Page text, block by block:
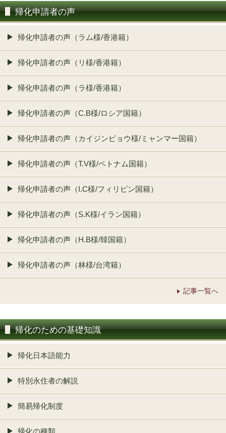
帰化申請者の声
帰化申請者の声（ラム様/香港籍）
帰化申請者の声（リ様/香港籍）
帰化申請者の声（ラ様/香港籍）
帰化申請者の声（C.B様/ロシア国籍）
帰化申請者の声（カイジンピョウ様/ミャンマー国籍）
帰化申請者の声（T.V様/ベトナム国籍）
帰化申請者の声（I.C様/フィリピン国籍）
帰化申請者の声（S.K様/イラン国籍）
帰化申請者の声（H.B様/韓国籍）
帰化申請者の声（林様/台湾籍）
記事一覧へ
帰化のための基礎知識
帰化日本語能力
特別永住者の解説
簡易帰化制度